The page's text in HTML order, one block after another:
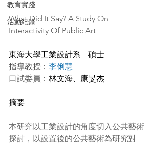
教育實踐
活動紀錄
What Did It Say? A Study On
Interactivity Of Public Art
東海大學工業設計系　碩士
指導教授： 李俐慧
口試委員： 林文海、康旻杰
摘要
本研究以工業設計的角度切入公共藝術
探討，以設置後的公共藝術為研究對